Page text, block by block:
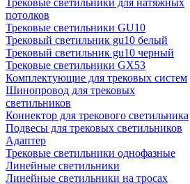
Трековые светильники для натяжных
потолков
Трековые светильники GU10
Трековый светильник gu10 белый
Трековый светильник gu10 черный
Трековые светильники GX53
Комплектующие для трековых систем
Шинопровод для трековых
светильников
Коннектор для трекового светильника
Подвесы для трековых светильников
Адаптер
Трековые светильники однофазные
Линейные светильники
Линейные светильники на тросах